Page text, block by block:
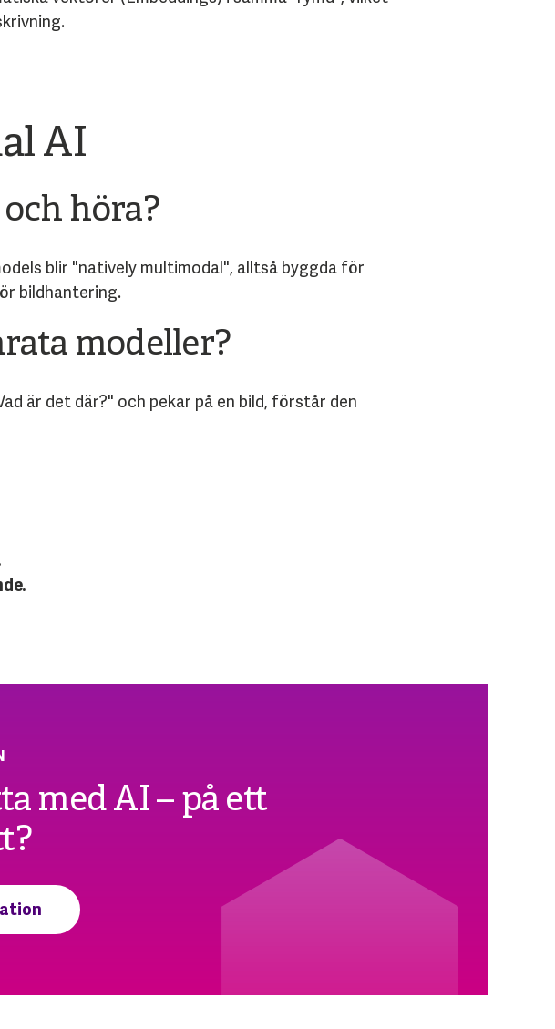
AI
höra?
blir "natively multimodal", alltså byggda för
bildhantering.
modeller?
är det där?" och pekar på en bild, förstår den
med AI – på ett